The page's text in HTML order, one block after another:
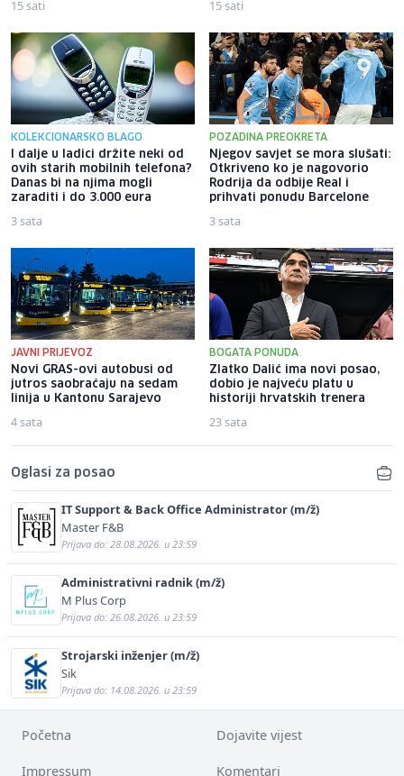
15 sati 15 sati
KOLEKCIONARSKO BLAGO
I dalje u ladici držite neki od
ovih starih mobilnih telefona?
Danas bi na njima mogli
zaraditi i do 3.000 eura
3 sata
POZADINA PREOKRETA
Njegov savjet se mora slušati:
Otkriveno ko je nagovorio
Rodrija da odbije Real i
prihvati ponudu Barcelone
3 sata
JAVNI PRIJEVOZ
Novi GRAS-ovi autobusi od
jutros saobraćaju na sedam
linija u Kantonu Sarajevo
4 sata
BOGATA PONUDA
Zlatko Dalić ima novi posao,
dobio je najveću platu u
historiji hrvatskih trenera
23 sata
Oglasi za posao
IT Support & Back Office Administrator (m/ž)
Master F&B
Prijava do: 28.08.2026. u 23:59
Administrativni radnik (m/ž)
M Plus Corp
Prijava do: 26.08.2026. u 23:59
Strojarski inženjer (m/ž)
Sik
Prijava do: 14.08.2026. u 23:59
Početna Dojavite vijest
Impressum Komentari